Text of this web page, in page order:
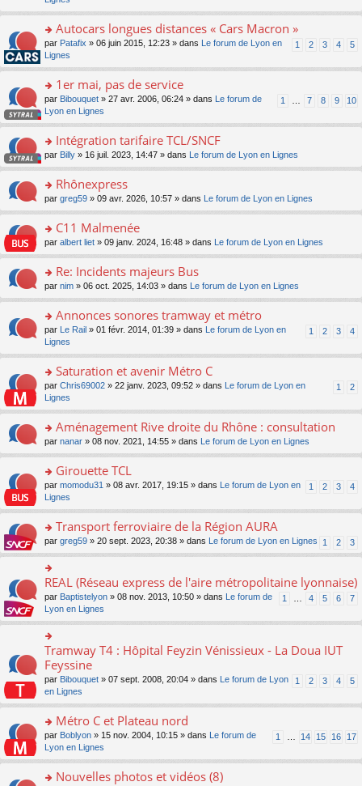
ré
c
nt
o
n
le
s
ré
e
e
n
o
n
lu
pl
ré
c
e
m
e
s
s
a
n
o
n
lu
le
u
ré
c
e
s
er
le
m
e
s
s
a
n
o
n
lu
pl
s
ré
c
nt
o
s
er
le
m
e
s
s
e
n
o
n
le
u
s
ré
e
nt
Autocars longues distances « Cars Macron »
1 2 3 4 5
par Patafix » 06 juin 2015, 12:23 » dans
Le forum de Lyon en
Lignes
o
s
er
le
m
e
s
g
e
n
o
lu
pl
u
ré
e
nt
1er mai, pas de service
1 7 8 9 10
par Bibouquet » 27 avr. 2006, 06:24 » dans
Le forum de
Lyon en Lignes
o
n
ult
er
le
m
e
a
g
e
n
n
pl
u
ré
e
nt
Intégration tarifaire TCL/SNCF
par Billy » 16 juil. 2023, 14:47 » dans Le forum de Lyon en Lignes
o
n
ult
er
le
m
e
a
g
e
n
o
lu
u
s
ré
e
nt
Rhônexpress
par greg59 » 09 avr. 2026, 10:57 » dans Le forum de Lyon en Lignes
o
n
ult
er
le
m
e
s
g
e
n
o
n
le
u
s
ré
c
nt
C11 Malmenée
par albert liet » 09 janv. 2024, 16:48 » dans Le forum de Lyon en Lignes
o
n
ult
er
le
m
e
s
s
e
n
o
n
le
s
ré
c
e
nt
Re: Incidents majeurs Bus
par nim » 06 oct. 2025, 14:03 » dans Le forum de Lyon en Lignes
o
s
er
le
m
e
s
s
e
n
o
n
lu
pl
s
ré
c
nt
Annonces sonores tramway et métro
1 2 3 4
par Le Rail » 01 févr. 2014, 01:39 » dans
Le forum de Lyon en
Lignes
o
s
er
le
m
e
s
s
e
n
o
n
lu
pl
ré
e
nt
Saturation et avenir Métro C
1 2
par Chris69002 » 22 janv. 2023, 09:52 » dans
Le forum de Lyon en
Lignes
o
n
ult
er
le
m
e
s
a
e
n
o
n
lu
le
pl
u
s
ré
c
e
nt
Aménagement Rive droite du Rhône : consultation
par nanar » 08 nov. 2021, 14:55 » dans Le forum de Lyon en Lignes
o
s
er
le
m
e
s
s
a
e
o
n
lu
le
pl
s
ré
c
e
nt
Girouette TCL
1 2 3 4
par momodu31 » 08 avr. 2017, 19:15 » dans
Le forum de Lyon en
Lignes
o
n
s
ult
er
le
m
e
s
a
e
n
lu
le
pl
s
Transport ferroviaire de la Région AURA
1 2 3
par greg59 » 20 sept. 2023, 20:38 » dans Le forum de Lyon en Lignes
o
n
s
le
m
e
s
s
a
e
n
o
n
lu
REAL (Réseau express de l'aire métropolitaine lyonnaise)
1 4 5 6 7
par Baptistelyon » 08 nov. 2013, 10:50 » dans
Le forum de
Lyon en Lignes
o
n
ult
le
m
e
s
s
g
Tramway T4 : Hôpital Feyzin Vénissieux - La Doua IUT
Feyssine
1 2 3 4 5
par Bibouquet » 07 sept. 2008, 20:04 » dans
Le forum de Lyon
en Lignes
o
s
er
Métro C et Plateau nord
1 14 15 16 17
par Boblyon » 15 nov. 2004, 10:15 » dans
Le forum de
Lyon en Lignes
Nouvelles photos et vidéos (8)